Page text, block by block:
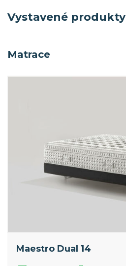
Vystavené produkty
Matrace
Maestro Dual 14